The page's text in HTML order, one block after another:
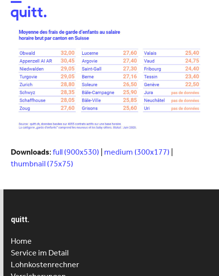
Open
mobile
menu
Close
mobile
menu
Downloads:full (900x530) medium (300x177)
thumbnail (75x75)
quitt.
Home
Service im Detail
Lohnkostenrechner